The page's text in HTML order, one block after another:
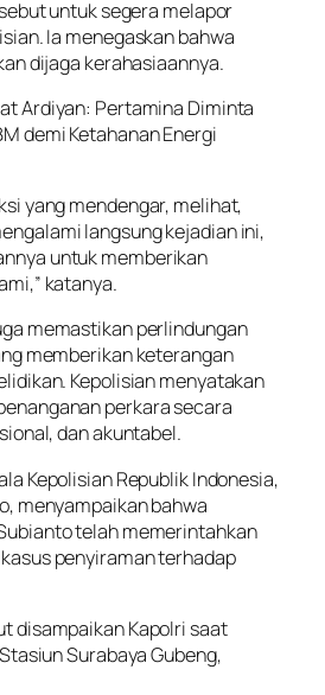
untuk segera melapor
Ia menegaskan bahwa
dijaga kerahasiaannya.
Ardiyan: Pertamina Diminta
demi Ketahanan Energi
yang mendengar, melihat,
langsung kejadian ini,
untuk memberikan
katanya.
memastikan perlindungan
memberikan keterangan
Kepolisian menyatakan
perkara secara
dan akuntabel.
Kepolisian Republik Indonesia,
menyampaikan bahwa
telah memerintahkan
penyiraman terhadap
disampaikan Kapolri saat
Surabaya Gubeng,